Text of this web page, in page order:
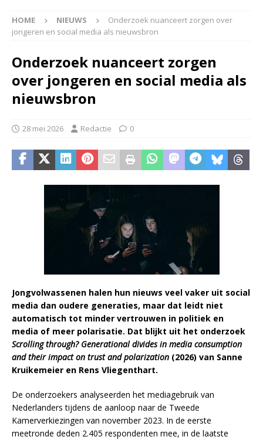
HOME NIEUWS
Onderzoek nuanceert zorgen over
jongeren en social media als nieuwsbron
Onderzoek nuanceert zorgen
over jongeren en social media als
nieuwsbron
28 mei 2026 Redactie 0
Jongvolwassenen halen hun nieuws veel vaker uit social
media dan oudere generaties, maar dat leidt niet
automatisch tot minder vertrouwen in politiek en
media of meer polarisatie. Dat blijkt uit het onderzoek
Scrolling through? Generational divides in media consumption
and their impact on trust and polarization (2026) van Sanne
Kruikemeier en Rens Vliegenthart.
De onderzoekers analyseerden het mediagebruik van
Nederlanders tijdens de aanloop naar de Tweede
Kamerverkiezingen van november 2023. In de eerste
meetronde deden 2.405 respondenten mee, in de laatste